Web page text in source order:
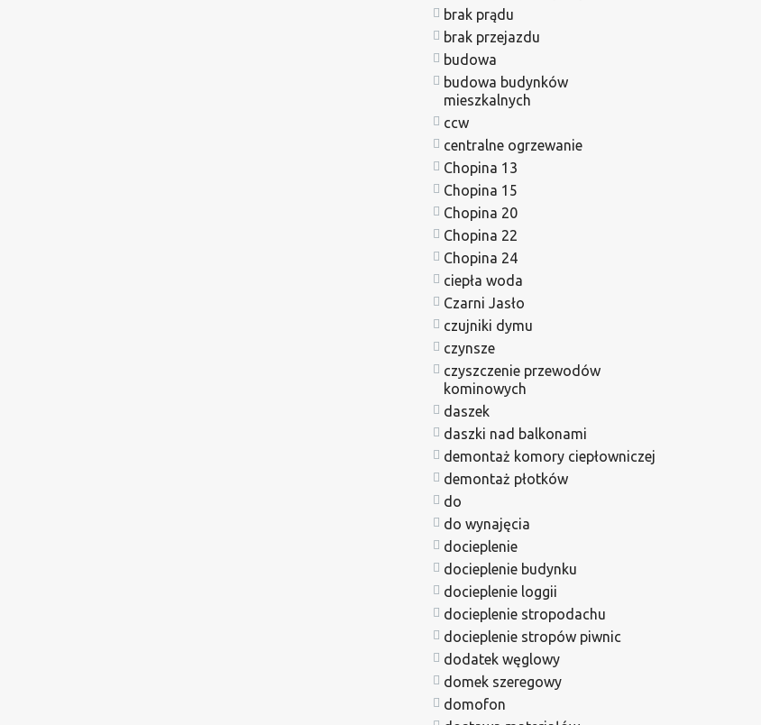
brak prądu
brak przejazdu
budowa
budowa budynków
mieszkalnych
ccw
centralne ogrzewanie
Chopina 13
Chopina 15
Chopina 20
Chopina 22
Chopina 24
ciepła woda
Czarni Jasło
czujniki dymu
czynsze
czyszczenie przewodów
kominowych
daszek
daszki nad balkonami
demontaż komory ciepłowniczej
demontaż płotków
do
do wynajęcia
docieplenie
docieplenie budynku
docieplenie loggii
docieplenie stropodachu
docieplenie stropów piwnic
dodatek węglowy
domek szeregowy
domofon